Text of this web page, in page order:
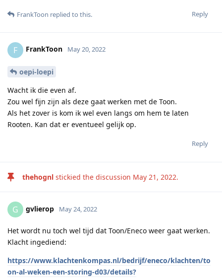
Reply
FrankToon replied to this.
F FrankToon May 20, 2022
oepi-loepi
Wacht ik die even af.
Zou wel fijn zijn als deze gaat werken met de Toon.
Als het zover is kom ik wel even langs om hem te laten
Rooten. Kan dat er eventueel gelijk op.
Reply
thehognl stickied the discussion May 21, 2022.
G gvlierop May 24, 2022
Het wordt nu toch wel tijd dat Toon/Eneco weer gaat werken.
Klacht ingediend:
https://www.klachtenkompas.nl/bedrijf/eneco/klachten/to
on-al-weken-een-storing-d03/details?